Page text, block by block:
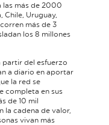
las más de 2000
Chile, Uruguay,
más de 3
los 8 millones
partir del esfuerzo
a diario en aportar
la red se
completa en sus
de 10 mil
la cadena de valor,
vivan más